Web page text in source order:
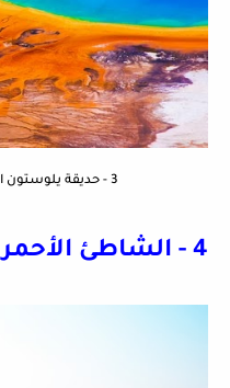
3 - حديقة يلوستون الوطنية بالولايات المتحدة
4 - الشاطئ الأحمر فى بانجين الصين